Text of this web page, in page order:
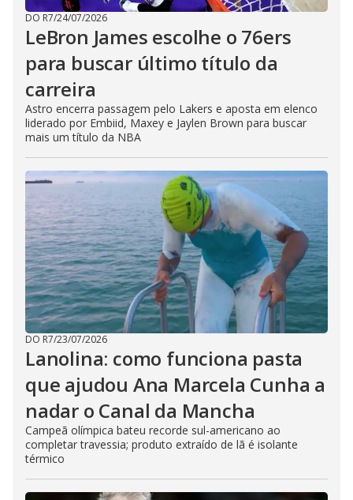
DO R7/24/07/2026
LeBron James escolhe o 76ers
para buscar último título da
carreira
Astro encerra passagem pelo Lakers e aposta em elenco
liderado por Embiid, Maxey e Jaylen Brown para buscar
mais um título da NBA
DO R7/23/07/2026
Lanolina: como funciona pasta
que ajudou Ana Marcela Cunha a
nadar o Canal da Mancha
Campeã olímpica bateu recorde sul-americano ao
completar travessia; produto extraído de lã é isolante
térmico